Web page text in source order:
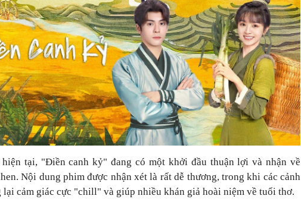
tại, "Điền canh kỷ" đang có một khởi đầu thuận lợi và nhận về
Nội dung phim được nhận xét là rất dễ thương, trong khi các cảnh
lại cảm giác cực "chill" và giúp nhiều khán giả hoài niệm về tuổi thơ.